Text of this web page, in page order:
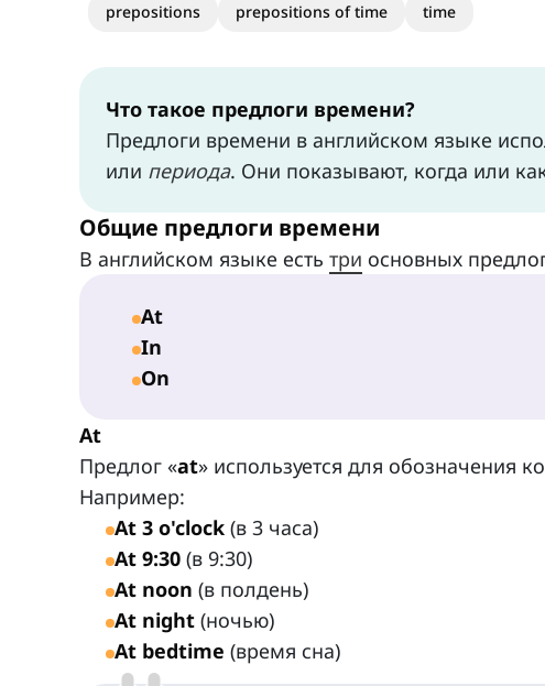
prepositions prepositions of time time
Что такое предлоги времени?
Предлоги времени в английском языке
или периода. Они показывают, когда или
Общие предлоги времени
В английском языке есть три основных
At
In
On
At
Предлог «at» используется для обозначения
Например:
At 3 o'clock (в 3 часа)
At 9:30 (в 9:30)
At noon (в полдень)
At night (ночью)
At bedtime (время сна)